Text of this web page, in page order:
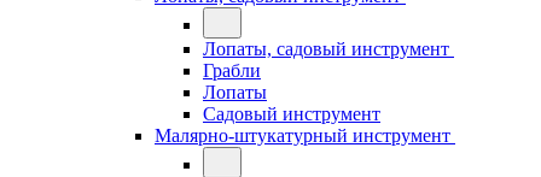
Лопаты, садовый инструмент
Грабли
Лопаты
Садовый инструмент
Малярно-штукатурный инструмент